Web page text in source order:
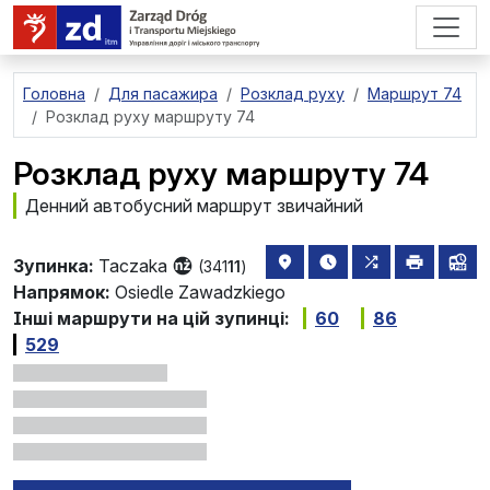
перейти до основного вмісту
Головна Для пасажира Розклад руху
Маршрут 74
Розклад руху маршруту 74
Розклад руху маршруту 74
Денний автобусний маршрут звичайний
Зупинка: Taczaka (34111) розташування зупинки на
найближчі
всі
Напрямок: Osiedle Zawadzkiego
Інші маршрути на цій зупинці:
60
86
529